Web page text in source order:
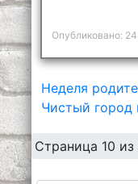
Опубликовано:
Неделя
Чистый город
Страница 10 из